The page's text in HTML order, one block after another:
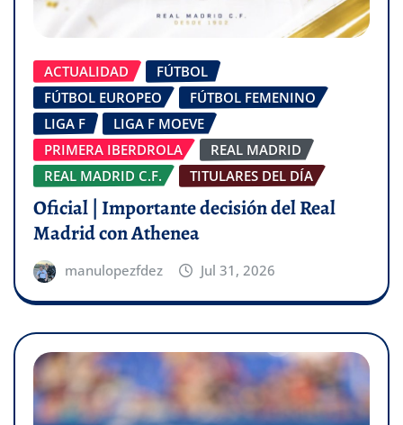
ACTUALIDAD
FÚTBOL
FÚTBOL EUROPEO
FÚTBOL FEMENINO
LIGA F
LIGA F MOEVE
PRIMERA IBERDROLA
REAL MADRID
REAL MADRID C.F.
TITULARES DEL DÍA
Oficial | Importante decisión del Real
Madrid con Athenea
manulopezfdez Jul 31, 2026